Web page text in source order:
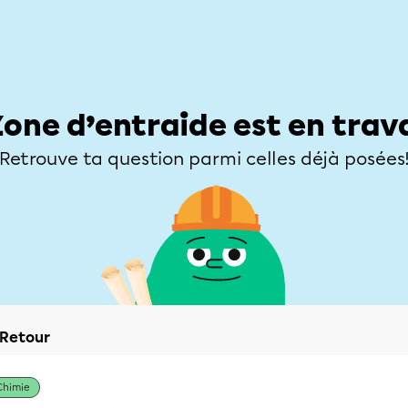
d’entraide est en
Retrouve ta question parmi celles déjà posées!
Retour